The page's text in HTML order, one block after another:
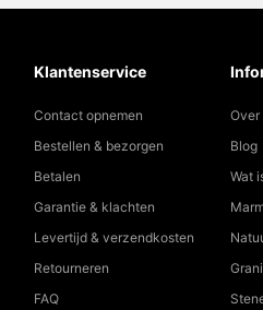
Klantenservice
Contact opnemen
Bestellen & bezorgen
Betalen
Garantie & klachten
Levertijd & verzendkosten
Retourneren
FAQ
Over
Blog
Wat